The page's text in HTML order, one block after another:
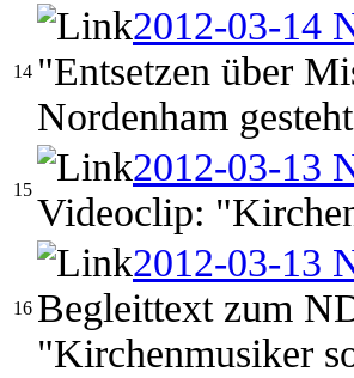
14
2012-03-14
"Entsetzen über
Nordenham
15
2012-03-13
Videoclip:
16
2012-03-13
Begleittext zum
"Kirchenmusiker